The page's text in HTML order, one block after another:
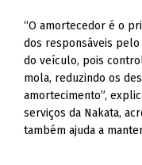
“O amortecedor é o
dos responsáveis
do veículo, pois
mola, reduzindo os
amortecimento”,
serviços da Nakata,
também ajuda a